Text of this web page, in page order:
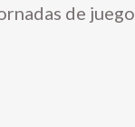
de juego